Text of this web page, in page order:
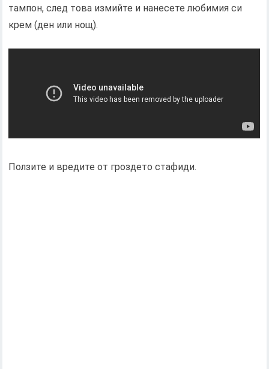
тампон, след това измийте и нанесете любимия си
крем (ден или нощ).
Ползите и вредите от гроздето стафиди.